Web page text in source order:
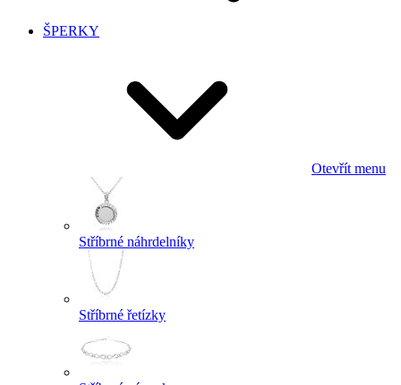
ŠPERKY
Otevřít menu
Stříbrné náhrdelníky
Stříbrné řetízky